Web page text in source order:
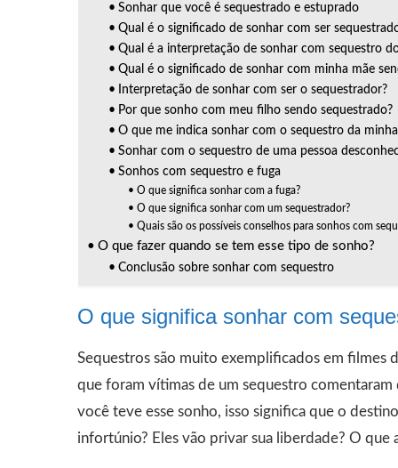
Sonhar que você é sequestrado e estuprado
Qual é o significado de sonhar com ser
Qual é a interpretação de sonhar com sequestro
Qual é o significado de sonhar com minha mãe
Interpretação de sonhar com ser o sequestrador?
Por que sonho com meu filho sendo sequestrado?
O que me indica sonhar com o sequestro da
Sonhar com o sequestro de uma pessoa
Sonhos com sequestro e fuga
O que significa sonhar com a fuga?
O que significa sonhar com um sequestrador?
Quais são os possíveis conselhos para sonhos com
O que fazer quando se tem esse tipo de sonho?
Conclusão sobre sonhar com sequestro
O que significa sonhar com
Sequestros são muito exemplificados em filmes
que foram vítimas de um sequestro
você teve esse sonho, isso significa que o
infortúnio? Eles vão privar sua liberdade? O que